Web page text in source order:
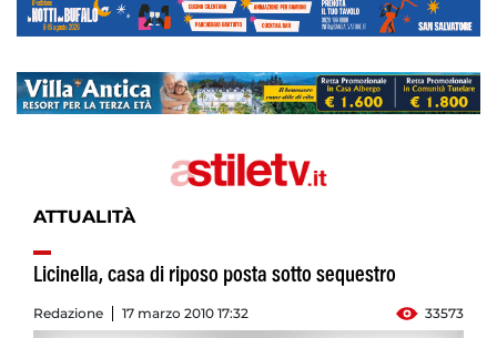
ATTUALITÀ
Licinella, casa di riposo posta sotto sequestro
Redazione 17 marzo 2010 17:32 33573